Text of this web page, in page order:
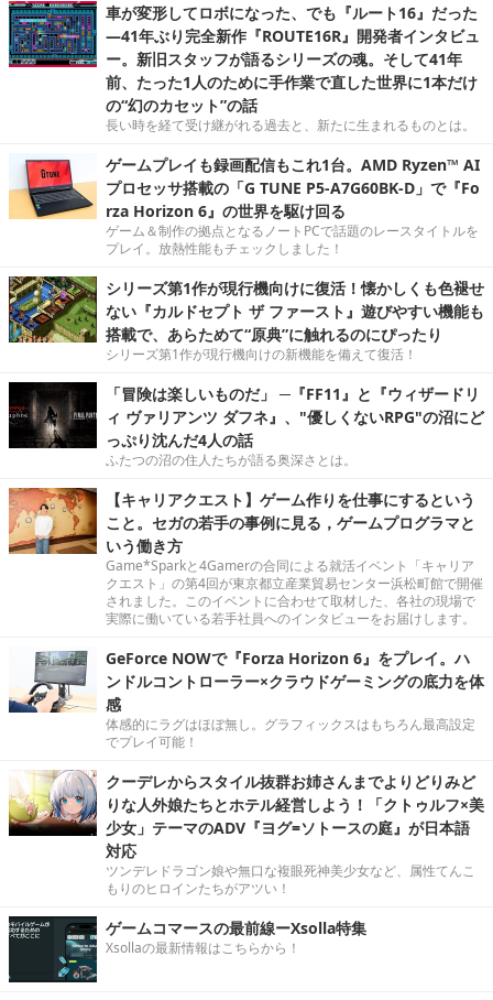
車が変形してロボになった、でも『ルート16』だった
―41年ぶり完全新作『ROUTE16R』開発者インタビュ
ー。新旧スタッフが語るシリーズの魂。そして41年
前、たった1人のために手作業で直した世界に1本だけ
の“幻のカセット”の話
長い時を経て受け継がれる過去と、新たに生まれるものとは。
ゲームプレイも録画配信もこれ1台。AMD Ryzen™ AI
プロセッサ搭載の「G TUNE P5-A7G60BK-D」で『Fo
rza Horizon 6』の世界を駆け回る
ゲーム＆制作の拠点となるノートPCで話題のレースタイトルを
プレイ。放熱性能もチェックしました！
シリーズ第1作が現行機向けに復活！懐かしくも色褪せ
ない『カルドセプト ザ ファースト』遊びやすい機能も
搭載で、あらためて“原典”に触れるのにぴったり
シリーズ第1作が現行機向けの新機能を備えて復活！
「冒険は楽しいものだ」 ─『FF11』と『ウィザードリ
ィ ヴァリアンツ ダフネ』、"優しくないRPG"の沼にど
っぷり沈んだ4人の話
ふたつの沼の住人たちが語る奥深さとは。
【キャリアクエスト】ゲーム作りを仕事にするという
こと。セガの若手の事例に見る，ゲームプログラマと
いう働き方
Game*Sparkと4Gamerの合同による就活イベント「キャリア
クエスト」の第4回が東京都立産業貿易センター浜松町館で開催
されました。このイベントに合わせて取材した、各社の現場で
実際に働いている若手社員へのインタビューをお届けします。
GeForce NOWで『Forza Horizon 6』をプレイ。ハ
ンドルコントローラー×クラウドゲーミングの底力を体
感
体感的にラグはほぼ無し。グラフィックスはもちろん最高設定
でプレイ可能！
クーデレからスタイル抜群お姉さんまでよりどりみど
りな人外娘たちとホテル経営しよう！「クトゥルフ×美
少女」テーマのADV『ヨグ=ソトースの庭』が日本語
対応
ツンデレドラゴン娘や無口な複眼死神美少女など、属性てんこ
もりのヒロインたちがアツい！
ゲームコマースの最前線ーXsolla特集
Xsollaの最新情報はこちらから！